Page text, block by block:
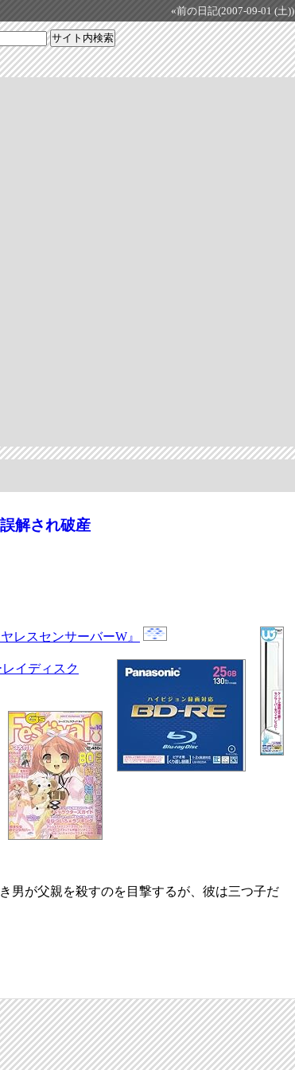
«前の日記(2007-09-01 (土))
解され破産
レスセンサーバーW』
レイディスク
男が父親を殺すのを目撃するが、彼は三つ子だ